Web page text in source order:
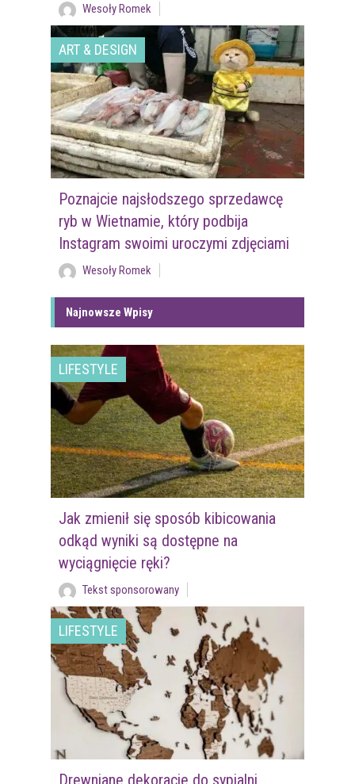
Wesoły Romek
ART & DESIGN
Poznajcie najsłodszego sprzedawcę
ryb w Wietnamie, który podbija
Instagram swoimi uroczymi zdjęciami
Wesoły Romek
Najnowsze Wpisy
LIFESTYLE
Jak zmienił się sposób kibicowania
odkąd wyniki są dostępne na
wyciągnięcie ręki?
Tekst sponsorowany
LIFESTYLE
Drewniane dekoracje do sypialni